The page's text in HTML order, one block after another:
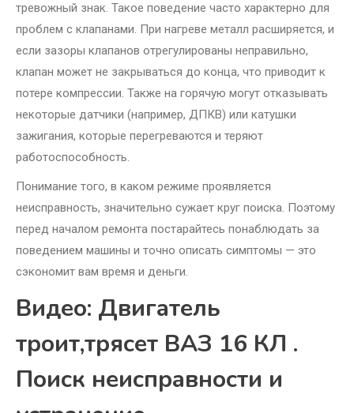
тревожный знак. Такое поведение часто характерно для
проблем с клапанами. При нагреве металл расширяется, и
если зазоры клапанов отрегулированы неправильно,
клапан может не закрываться до конца, что приводит к
потере компрессии. Также на горячую могут отказывать
некоторые датчики (например, ДПКВ) или катушки
зажигания, которые перегреваются и теряют
работоспособность.
Понимание того, в каком режиме проявляется
неисправность, значительно сужает круг поиска. Поэтому
перед началом ремонта постарайтесь понаблюдать за
поведением машины и точно описать симптомы — это
сэкономит вам время и деньги.
Видео: Двигатель
троит,трясет ВАЗ 16 КЛ .
Поиск неисправности и